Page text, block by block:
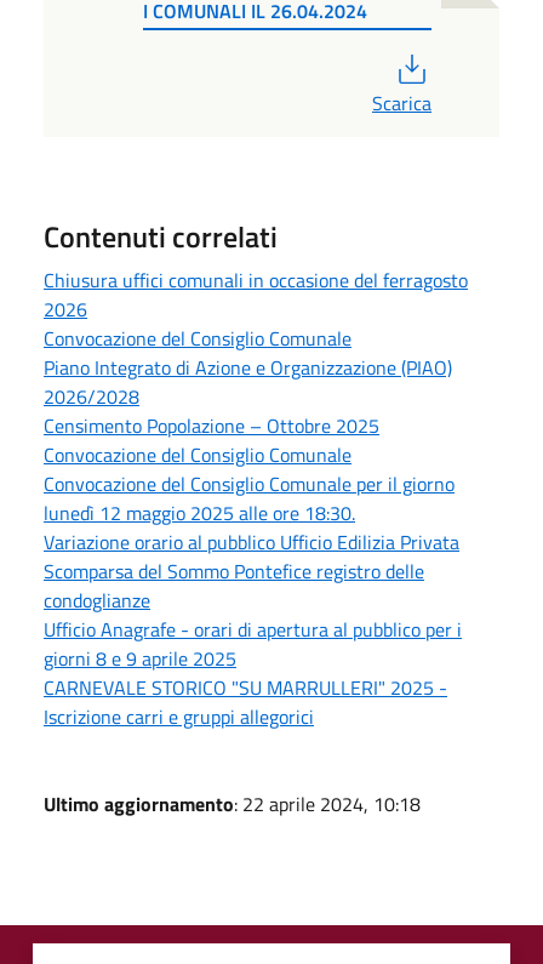
I COMUNALI IL 26.04.2024
Scarica
Contenuti correlati
Chiusura uffici comunali in occasione del ferragosto
2026
Convocazione del Consiglio Comunale
Piano Integrato di Azione e Organizzazione (PIAO)
2026/2028
Censimento Popolazione – Ottobre 2025
Convocazione del Consiglio Comunale
Convocazione del Consiglio Comunale per il giorno
lunedì 12 maggio 2025 alle ore 18:30.
Variazione orario al pubblico Ufficio Edilizia Privata
Scomparsa del Sommo Pontefice registro delle
condoglianze
Ufficio Anagrafe - orari di apertura al pubblico per i
giorni 8 e 9 aprile 2025
CARNEVALE STORICO "SU MARRULLERI" 2025 -
Iscrizione carri e gruppi allegorici
Ultimo aggiornamento: 22 aprile 2024, 10:18